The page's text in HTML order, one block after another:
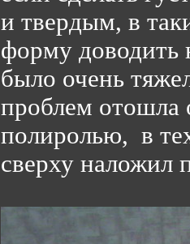
и твердым, в
форму доводить
было очень
проблем отошла
полиролью, в
сверху наложил